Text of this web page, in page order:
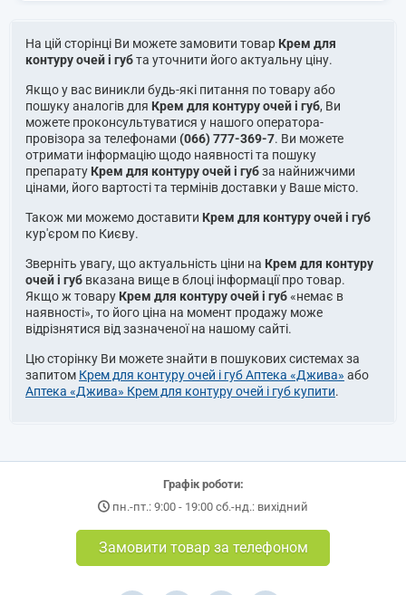
На цій сторінці Ви можете замовити товар Крем для
контуру очей і губта уточнити його актуальну ціну.
Якщо у вас виникли будь-які питання по товару або
пошуку аналогів для Крем для контуру очей і губ, Ви
можете проконсультуватися у нашого оператора-
провізора за телефонами (066) 777-369-7. Ви можете
отримати інформацію щодо наявності та пошуку
препарату Крем для контуру очей і губза найнижчими
цінами, його вартості та термінів доставки у Ваше місто.
Також ми можемо доставити Крем для контуру очей і губ
кур'єром по Києву.
Зверніть увагу, що актуальність ціни на Крем для контуру
очей і губ вказана вище в блоці інформації про товар.
Якщо ж товару Крем для контуру очей і губ«немає в
наявності», то його ціна на момент продажу може
відрізнятися від зазначеної на нашому сайті.
Цю сторінку Ви можете знайти в пошукових системах за
запитом Крем для контуру очей і губ Аптека «Джива» або
Аптека «Джива» Крем для контуру очей і губ купити.
Графік роботи:
пн.-пт.: 9:00 - 19:00 сб.-нд.: вихідний
Замовити товар за телефоном